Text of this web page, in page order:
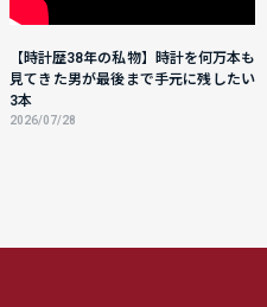
【時計歴38年の私物】時計を何万本も
見てきた男が最後まで手元に残したい
3本
2026/07/28